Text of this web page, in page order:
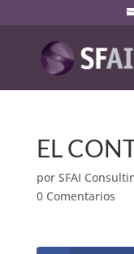
EL
por SFAI
0 Comentarios